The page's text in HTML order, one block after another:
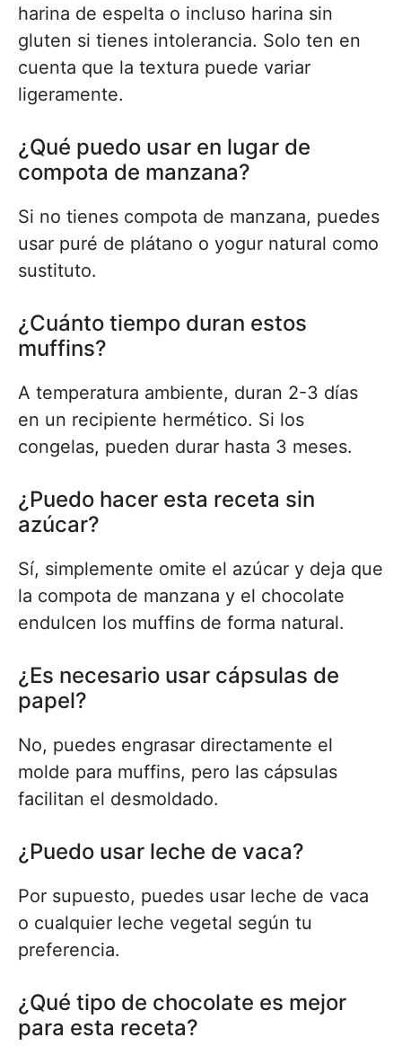
harina de espelta o incluso harina sin
gluten si tienes intolerancia. Solo ten en
cuenta que la textura puede variar
ligeramente.
¿Qué puedo usar en lugar de
compota de manzana?
Si no tienes compota de manzana, puedes
usar puré de plátano o yogur natural como
sustituto.
¿Cuánto tiempo duran estos
muffins?
A temperatura ambiente, duran 2-3 días
en un recipiente hermético. Si los
congelas, pueden durar hasta 3 meses.
¿Puedo hacer esta receta sin
azúcar?
Sí, simplemente omite el azúcar y deja que
la compota de manzana y el chocolate
endulcen los muffins de forma natural.
¿Es necesario usar cápsulas de
papel?
No, puedes engrasar directamente el
molde para muffins, pero las cápsulas
facilitan el desmoldado.
¿Puedo usar leche de vaca?
Por supuesto, puedes usar leche de vaca
o cualquier leche vegetal según tu
preferencia.
¿Qué tipo de chocolate es mejor
para esta receta?